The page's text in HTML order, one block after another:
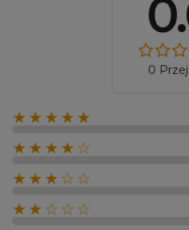
0
★★★★★
★★★★☆
★★★☆☆
★★☆☆☆